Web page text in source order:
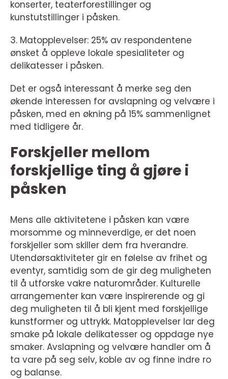
konserter, teaterforestillinger og
kunstutstillinger i påsken.
3. Matopplevelser: 25% av respondentene
ønsket å oppleve lokale spesialiteter og
delikatesser i påsken.
Det er også interessant å merke seg den
økende interessen for avslapning og velvære i
påsken, med en økning på 15% sammenlignet
med tidligere år.
Forskjeller mellom
forskjellige ting å gjøre i
påsken
Mens alle aktivitetene i påsken kan være
morsomme og minneverdige, er det noen
forskjeller som skiller dem fra hverandre.
Utendørsaktiviteter gir en følelse av frihet og
eventyr, samtidig som de gir deg muligheten
til å utforske vakre naturområder. Kulturelle
arrangementer kan være inspirerende og gi
deg muligheten til å bli kjent med forskjellige
kunstformer og uttrykk. Matopplevelser lar deg
smake på lokale delikatesser og oppdage nye
smaker. Avslapning og velvære handler om å
ta vare på seg selv, koble av og finne indre ro
og balanse.